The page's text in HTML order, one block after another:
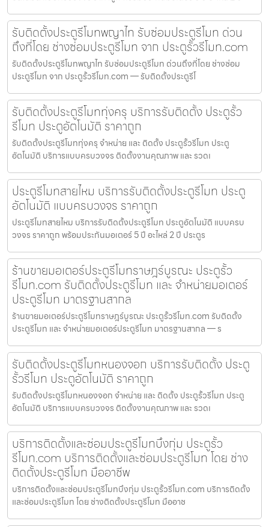
รับติดตั้งประตูรีโมทพญาไท รับซ่อมประตูรีโมท ด่วน
ถึงที่โดย ช่างซ่อมประตูรีโมท จาก ประตูรั้วรีโมท.com
รับติดตั้งประตูรีโมทพญาไท รับซ่อมประตูรีโมท ด่วนถึงที่โดย ช่างซ่อม
ประตูรีโมท จาก ประตูรั้วรีโมท.com — รับติดตั้งประตูรีโ
รับติดตั้งประตูรีโมททุ่งครุ บริการรับติดตั้ง ประตูรั้ว
รีโมท ประตูอัตโนมัติ ราคาถูก
รับติดตั้งประตูรีโมททุ่งครุ จำหน่าย และ ติดตั้ง ประตูรั้วรีโมท ประตู
อัตโนมัติ บริการแบบครบวงจร ติดตั้งงานคุณภาพ และ รวดเ
ประตูรีโมทสายไหม บริการรับติดตั้งประตูรีโมท ประตู
อัตโนมัติ แบบครบวงจร ราคาถูก
ประตูรีโมทสายไหม บริการรับติดตั้งประตูรีโมท ประตูอัตโนมัติ แบบครบ
วงจร ราคาถูก พร้อมประกันมอเตอร์ 5 ปี อะไหล่ 2 ปี ประตูร
ร้านขายมอเตอร์ประตูรีโมทราษฎร์บูรณะ ประตูรั้ว
รีโมท.com รับติดตั้งประตูรีโมท และ จำหน่ายมอเตอร์
ประตูรีโมท มาตรฐานสากล
ร้านขายมอเตอร์ประตูรีโมทราษฎร์บูรณะ ประตูรั้วรีโมท.com รับติดตั้ง
ประตูรีโมท และ จำหน่ายมอเตอร์ประตูรีโมท มาตรฐานสากล — ร
รับติดตั้งประตูรีโมทหนองจอก บริการรับติดตั้ง ประตู
รั้วรีโมท ประตูอัตโนมัติ ราคาถูก
รับติดตั้งประตูรีโมทหนองจอก จำหน่าย และ ติดตั้ง ประตูรั้วรีโมท ประตู
อัตโนมัติ บริการแบบครบวงจร ติดตั้งงานคุณภาพ และ รวดเ
บริการติดตั้งและซ่อมประตูรีโมทบึงกุ่ม ประตูรั้ว
รีโมท.com บริการติดตั้งและซ่อมประตูรีโมท โดย ช่าง
ติดตั้งประตูรีโมท มืออาชีพ
บริการติดตั้งและซ่อมประตูรีโมทบึงกุ่ม ประตูรั้วรีโมท.com บริการติดตั้ง
และซ่อมประตูรีโมท โดย ช่างติดตั้งประตูรีโมท มืออาช